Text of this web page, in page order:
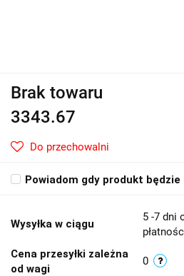
Brak towaru
3343.67
Do przechowalni
Powiadom gdy produkt
Wysyłka w ciągu
5 -7 dni
Cena przesyłki zależna
od wagi
0